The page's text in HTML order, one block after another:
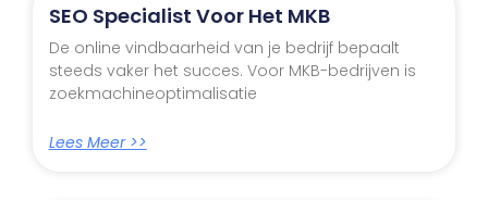
SEO Specialist Voor Het MKB
De online vindbaarheid van je bedrijf bepaalt
steeds vaker het succes. Voor MKB-bedrijven is
zoekmachineoptimalisatie
Lees Meer >>